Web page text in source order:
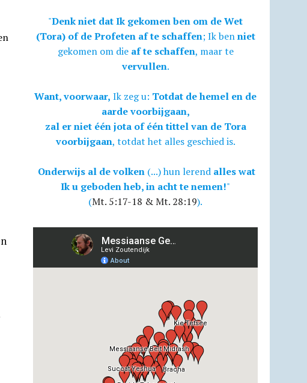
"Denk niet dat Ik gekomen ben om de Wet
(Tora) of de Profeten af te schaffen; Ik benniet
gekomen om die af te schaffen, maar te
vervullen.
Want, voorwaar, Ik zeg u: Totdat de hemel en de
aarde voorbijgaan,
zal er niet één jota of één tittel van de Tora
voorbijgaan, totdat het alles geschied is.
Onderwijs al de volken (...) hun lerend alles wat
Ik u geboden heb, in acht te nemen!"
(Mt. 5:17-18 & Mt. 28:19).